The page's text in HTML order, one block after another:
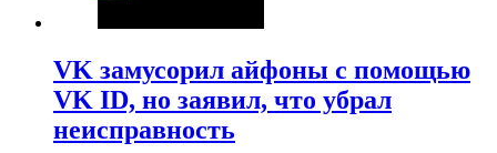
VK замусорил айфоны с помощью
VK ID, но заявил, что убрал
неисправность